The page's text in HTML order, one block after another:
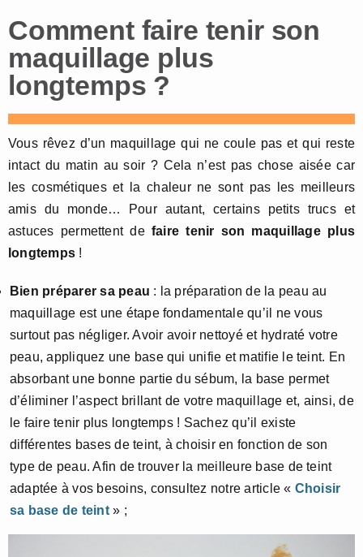
Comment faire tenir son
maquillage plus
longtemps ?
Vous rêvez d’un maquillage qui ne coule pas et qui reste
intact du matin au soir ? Cela n’est pas chose aisée car
les cosmétiques et la chaleur ne sont pas les meilleurs
amis du monde… Pour autant, certains petits trucs et
astuces permettent de faire tenir son maquillage plus
longtemps !
Bien préparer sa peau : la préparation de la peau au
maquillage est une étape fondamentale qu’il ne vous
surtout pas négliger. Avoir avoir nettoyé et hydraté votre
peau, appliquez une base qui unifie et matifie le teint. En
absorbant une bonne partie du sébum, la base permet
d’éliminer l’aspect brillant de votre maquillage et, ainsi, de
le faire tenir plus longtemps ! Sachez qu’il existe
différentes bases de teint, à choisir en fonction de son
type de peau. Afin de trouver la meilleure base de teint
adaptée à vos besoins, consultez notre article « Choisir
sa base de teint» ;